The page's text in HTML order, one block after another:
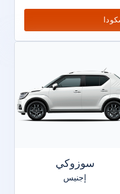
سوزوكي
إجنيس